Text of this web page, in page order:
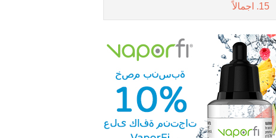
اجمالاً